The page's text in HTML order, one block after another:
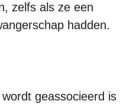
zelfs als ze een
hadden.
geassocieerd is